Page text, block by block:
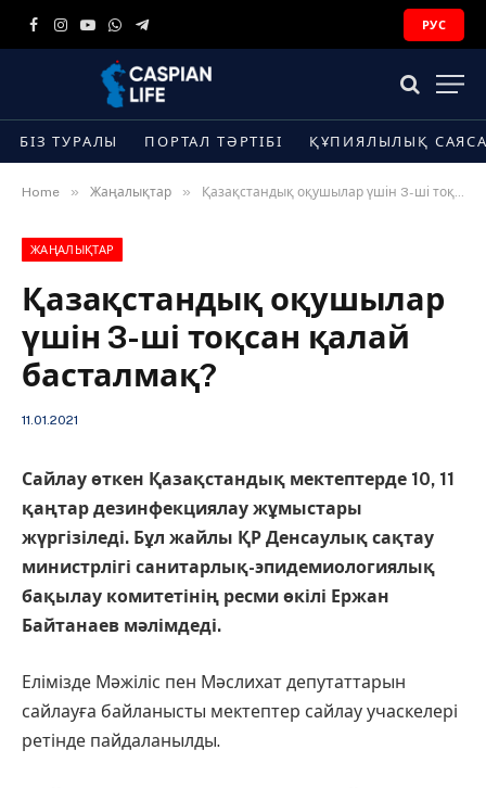
Facebook
Instagram
YouTube
WhatsApp
Telegram
РУС
БІЗ ТУРАЛЫ ПОРТАЛ ТӘРТІБІ ҚҰПИЯЛЫЛЫҚ
Home » Жаңалықтар » Қазақстандық оқушылар үшін 3-ші тоқсан қалай басталмақ?
ЖАҢАЛЫҚТАР
Қазақстандық оқушылар
үшін 3-ші тоқсан қалай
басталмақ?
11.01.2021
Сайлау өткен Қазақстандық мектептерде 10, 11
қаңтар дезинфекциялау жұмыстары
жүргізіледі. Бұл жайлы ҚР Денсаулық сақтау
министрлігі санитарлық-эпидемиологиялық
бақылау комитетінің ресми өкілі Ержан
Байтанаев мәлімдеді.
Елімізде Мәжіліс пен Мәслихат депутаттарын
сайлауға байланысты мектептер сайлау учаскелері
ретінде пайдаланылды.